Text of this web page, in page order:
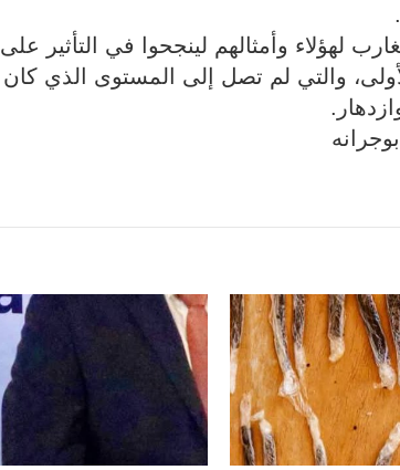
لهؤلاء وأمثالهم لينجحوا في التأثير على
والتي لم تصل إلى المستوى الذي كان